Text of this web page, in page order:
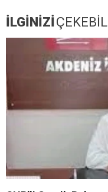
İLGİNİZİ